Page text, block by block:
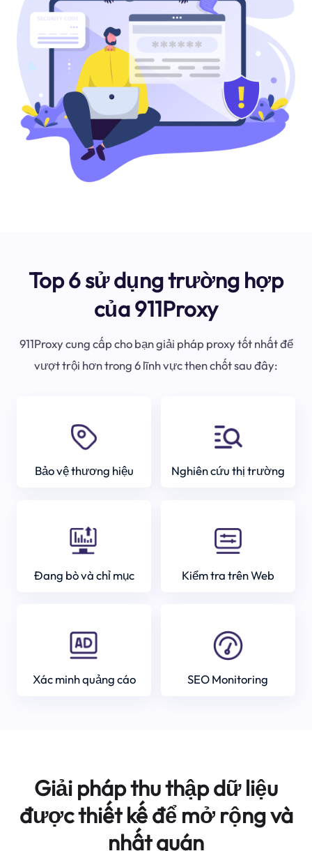
Top 6 sử dụng trường hợp
của 911Proxy
911Proxy cung cấp cho bạn giải pháp proxy tốt nhất để
vượt trội hơn trong 6 lĩnh vực then chốt sau đây:
Bảo vệ thương hiệu Nghiên cứu thị trường
Đang bò và chỉ mục Kiểm tra trên Web
Xác minh quảng cáo SEO Monitoring
Giải pháp thu thập dữ liệu
được thiết kế để mở rộng và
nhất quán